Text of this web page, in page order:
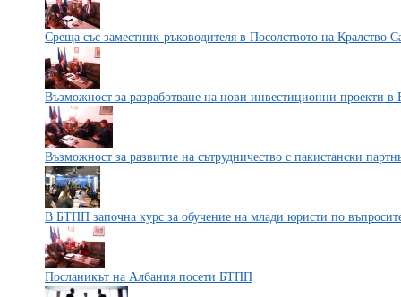
Среща със заместник-ръководителя в Посолството на Кралство
Възможност за разработване на нови инвестиционни проекти в
Възможност за развитие на сътрудничество с пакистански
В БТПП започна курс за обучение на млади юристи по
Посланикът на Албания посети БТПП